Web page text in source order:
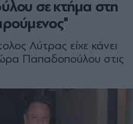
σε κτήμα στη
Λύτρας είχε κάνει
Παπαδοπούλου στις